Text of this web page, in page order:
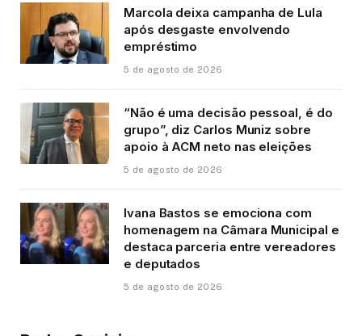
Marcola deixa campanha de Lula
após desgaste envolvendo
empréstimo
5 de agosto de 2026
“Não é uma decisão pessoal, é do
grupo”, diz Carlos Muniz sobre
apoio à ACM neto nas eleições
5 de agosto de 2026
Ivana Bastos se emociona com
homenagem na Câmara Municipal e
destaca parceria entre vereadores
e deputados
5 de agosto de 2026